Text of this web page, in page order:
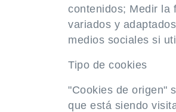
contenidos; Medir la
variados y
medios sociales si
Tipo de cookies
"Cookies de origen"
que está siendo